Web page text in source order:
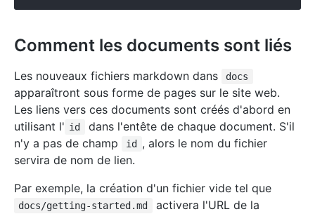
Comment les documents sont liés
Les nouveaux fichiers markdown dans docs
apparaîtront sous forme de pages sur le site web.
Les liens vers ces documents sont créés d'abord en
utilisant l' id
dans l'entête de chaque document. S'il
n'y a pas de champ
id
, alors le nom du fichier
servira de nom de lien.
Par exemple, la création d'un fichier vide tel que
docs/getting-started.md
activera l'URL de la